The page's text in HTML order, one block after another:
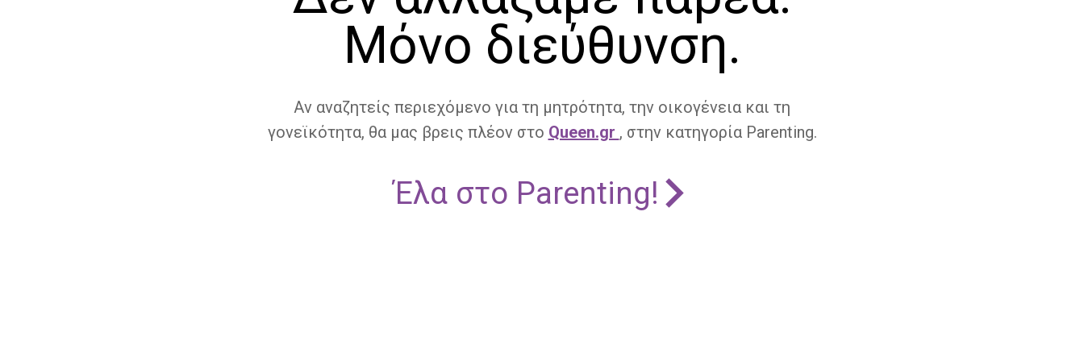
Μόνο διεύθυνση.
Αν αναζητείς περιεχόμενο για τη μητρότητα, την οικογένεια και τη
γονεϊκότητα, θα μας βρεις πλέον στο Queen.gr , στην κατηγορία Parenting.
Έλα στο Parenting!